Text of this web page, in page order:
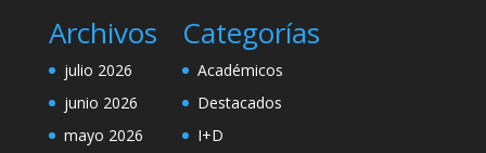
Archivos
julio 2026
junio 2026
mayo 2026
Categorías
Académicos
Destacados
I+D